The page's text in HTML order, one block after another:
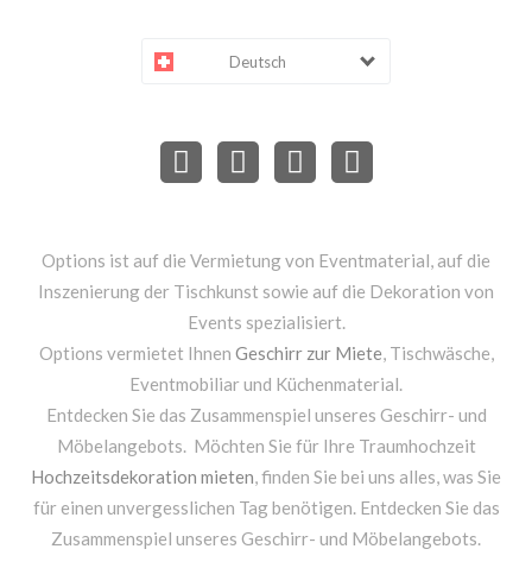
Deutsch
Options ist auf die Vermietung von Eventmaterial, auf die
Inszenierung der Tischkunst sowie auf die Dekoration von
Events spezialisiert.
Options vermietet Ihnen Geschirr zur Miete, Tischwäsche,
Eventmobiliar und Küchenmaterial.
Entdecken Sie das Zusammenspiel unseres Geschirr- und
Möbelangebots. Möchten Sie für Ihre Traumhochzeit
Hochzeitsdekoration mieten, finden Sie bei uns alles, was Sie
für einen unvergesslichen Tag benötigen. Entdecken Sie das
Zusammenspiel unseres Geschirr- und Möbelangebots.